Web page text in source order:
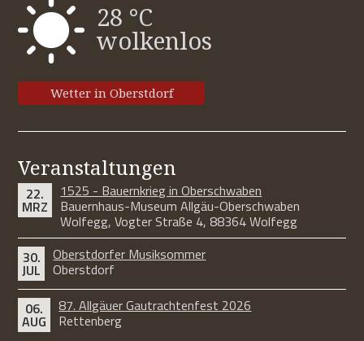
28 °C
wolkenlos
Wetter in Oberstdorf
Veranstaltungen
22.
MRZ
1525 - Bauernkrieg in Oberschwaben
Bauernhaus-Museum Allgäu-Oberschwaben
Wolfegg, Vogter Straße 4, 88364 Wolfegg
30.
JUL
Oberstdorfer Musiksommer
Oberstdorf
06.
AUG
87. Allgäuer Gautrachtenfest 2026
Rettenberg